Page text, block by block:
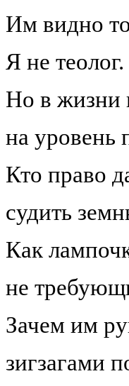
Им видно
Я не теолог.
Но в жизни
на уровень
Кто право
судить
Как
не
Зачем им
зигзагами